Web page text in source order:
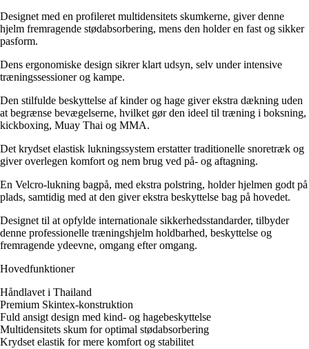
Designet med en profileret multidensitets skumkerne, giver denne
hjelm fremragende stødabsorbering, mens den holder en fast og sikker
pasform.
Dens ergonomiske design sikrer klart udsyn, selv under intensive
træningssessioner og kampe.
Den stilfulde beskyttelse af kinder og hage giver ekstra dækning uden
at begrænse bevægelserne, hvilket gør den ideel til træning i boksning,
kickboxing, Muay Thai og MMA.
Det krydset elastisk lukningssystem erstatter traditionelle snoretræk og
giver overlegen komfort og nem brug ved på- og aftagning.
En Velcro-lukning bagpå, med ekstra polstring, holder hjelmen godt på
plads, samtidig med at den giver ekstra beskyttelse bag på hovedet.
Designet til at opfylde internationale sikkerhedsstandarder, tilbyder
denne professionelle træningshjelm holdbarhed, beskyttelse og
fremragende ydeevne, omgang efter omgang.
Hovedfunktioner
Håndlavet i Thailand
Premium Skintex-konstruktion
Fuld ansigt design med kind- og hagebeskyttelse
Multidensitets skum for optimal stødabsorbering
Krydset elastik for mere komfort og stabilitet